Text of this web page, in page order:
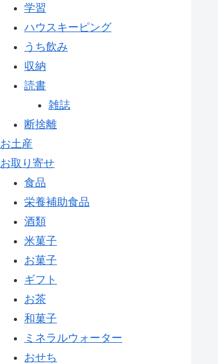
学習
ハウスキーピング
うち飲み
収納
読書
雑誌
断捨離
お土産
お取り寄せ
食品
栄養補助食品
酒類
米菓子
お菓子
ギフト
お茶
和菓子
ミネラルウォーター
おせち